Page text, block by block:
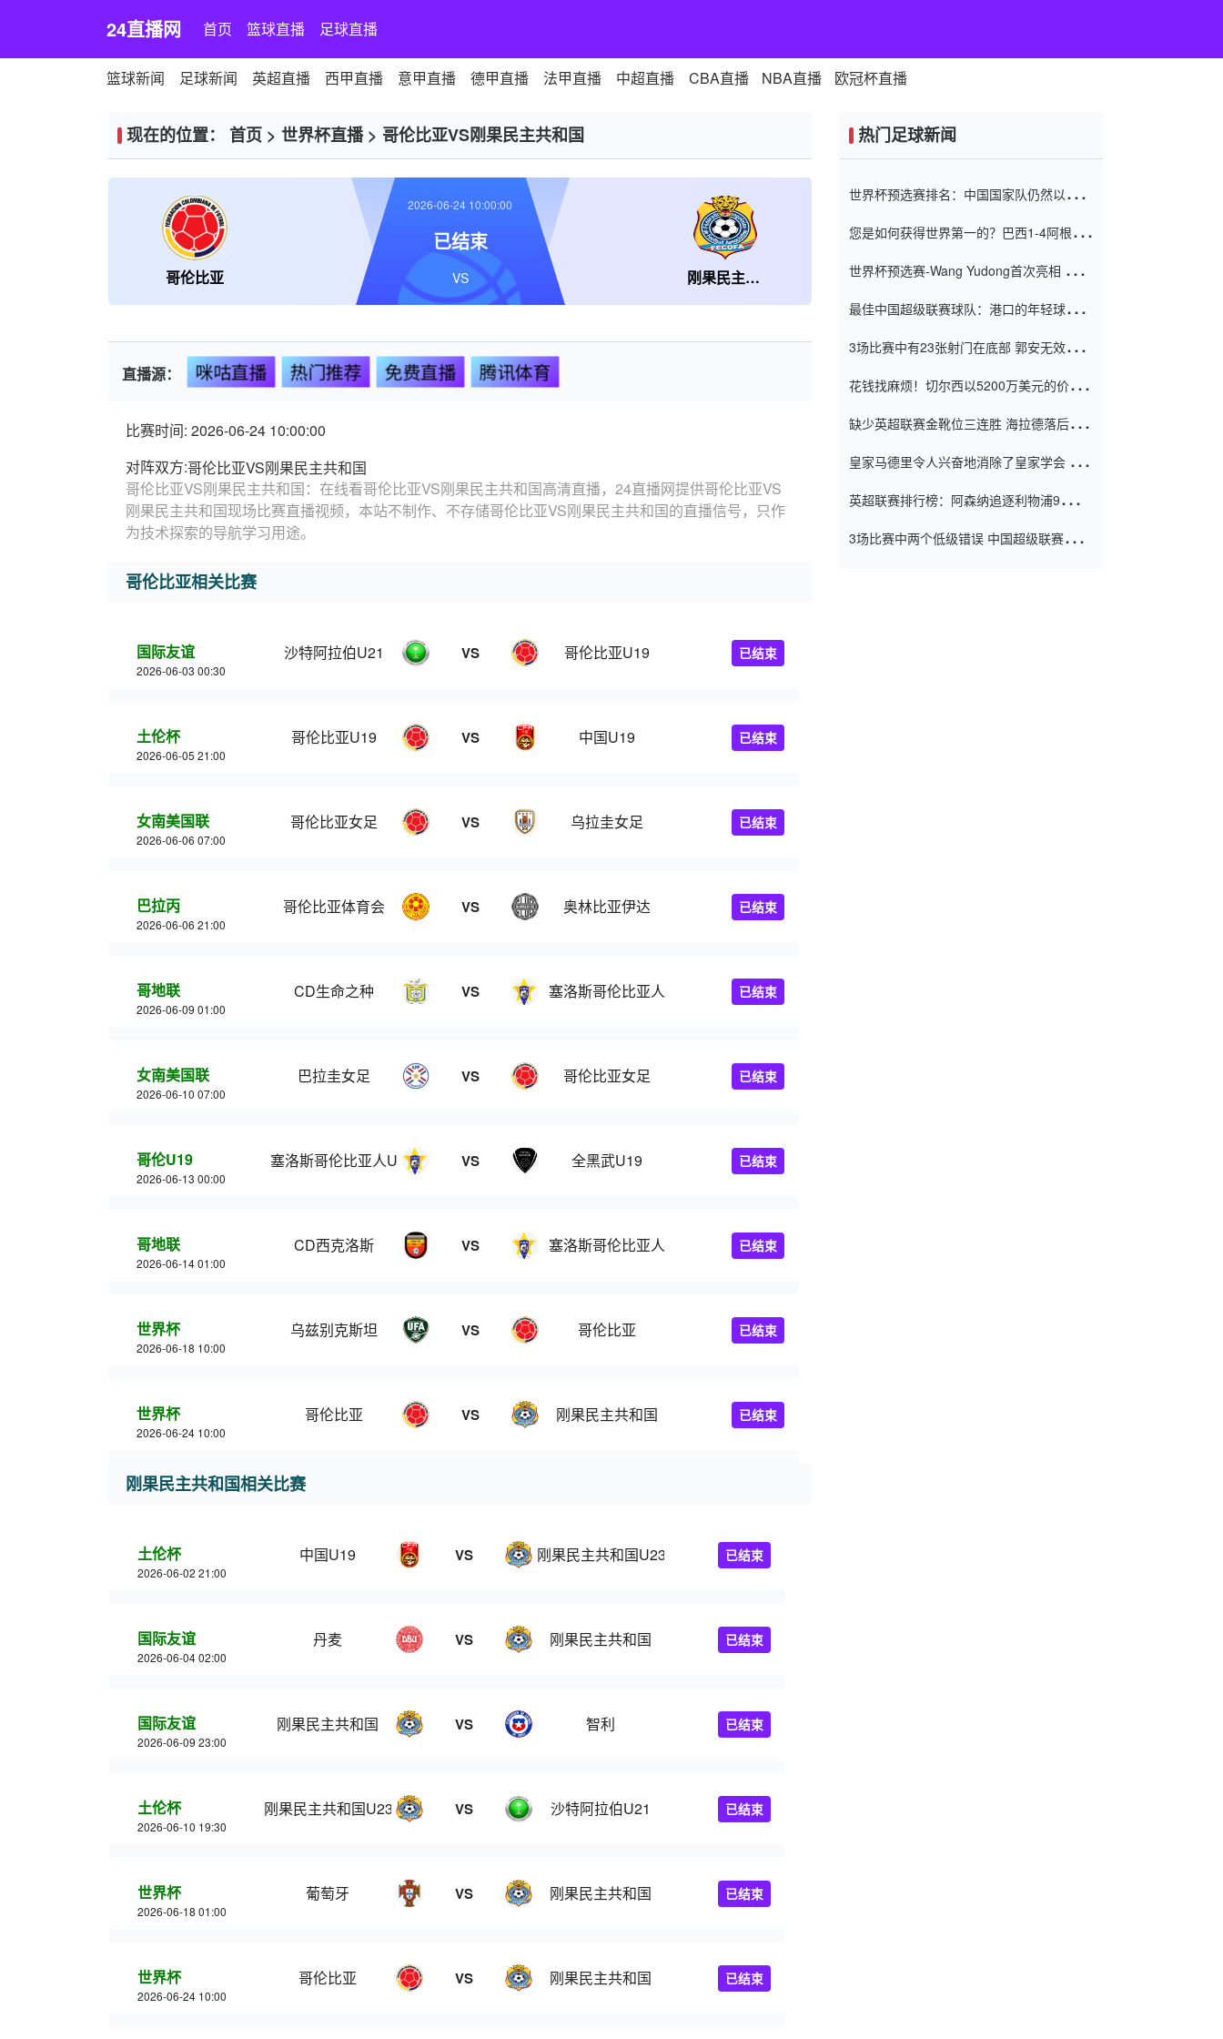
24直播网 首页 篮球直播 足球直播
篮球新闻 足球新闻 英超直播 西甲直播 意甲直播 德甲直播 法甲直播 中超直播 CBA直播 NBA直播 欧冠杯直播
现在的位置： 首页 > 世界杯直播> 哥伦比亚VS刚果民主共和国
哥伦比亚 刚果民主共和国
2026-06-24 10:00:00
已结束
VS
直播源： 咪咕直播 热门推荐 免费直播 腾讯体育
比赛时间: 2026-06-24 10:00:00
对阵双方:哥伦比亚VS刚果民主共和国
哥伦比亚VS刚果民主共和国：在线看哥伦比亚VS刚果民主共和国高清直播，24直播网提供哥伦比亚VS
刚果民主共和国现场比赛直播视频，本站不制作、不存储哥伦比亚VS刚果民主共和国的直播信号，只作
为技术探索的导航学习用途。
哥伦比亚相关比赛
国际友谊
2026-06-03 00:30
沙特阿拉伯U21 VS 哥伦比亚U19 已结束
土伦杯
2026-06-05 21:00
哥伦比亚U19 VS 中国U19 已结束
女南美国联
2026-06-06 07:00
哥伦比亚女足 VS 乌拉圭女足 已结束
巴拉丙
2026-06-06 21:00
哥伦比亚体育会 VS 奥林比亚伊达 已结束
哥地联
2026-06-09 01:00
CD生命之种 VS 塞洛斯哥伦比亚人 已结束
女南美国联
2026-06-10 07:00
巴拉圭女足 VS 哥伦比亚女足 已结束
哥伦U19
2026-06-13 00:00
塞洛斯哥伦比亚人U19 VS 全黑武U19 已结束
哥地联
2026-06-14 01:00
CD西克洛斯 VS 塞洛斯哥伦比亚人 已结束
世界杯
2026-06-18 10:00
乌兹别克斯坦 VS 哥伦比亚 已结束
世界杯
2026-06-24 10:00
哥伦比亚 VS 刚果民主共和国 已结束
刚果民主共和国相关比赛
土伦杯
2026-06-02 21:00
中国U19 VS 刚果民主共和国U23 已结束
国际友谊
2026-06-04 02:00
丹麦 VS 刚果民主共和国 已结束
国际友谊
2026-06-09 23:00
刚果民主共和国 VS 智利 已结束
土伦杯
2026-06-10 19:30
刚果民主共和国U23 VS 沙特阿拉伯U21 已结束
世界杯
2026-06-18 01:00
葡萄牙 VS 刚果民主共和国 已结束
世界杯
2026-06-24 10:00
哥伦比亚 VS 刚果民主共和国 已结束
热门足球新闻
世界杯预选赛排名：中国国家队仍然以6分
您是如何获得世界第一的？巴西1-4阿根
世界杯预选赛-Wang Yudong首次亮相 中国
最佳中国超级联赛球队：港口的年轻球员在
（Taishan）
3场比赛中有23张射门在底部 郭安无效传球
花钱找麻烦！切尔西以5200万美元的价格
窗口
缺少英超联赛金靴位三连胜 海拉德落后6球
皇家马德里令人兴奋地消除了皇家学会 安
英超联赛排行榜：阿森纳追逐利物浦9分 曼
3场比赛中两个低级错误 中国超级联赛的前